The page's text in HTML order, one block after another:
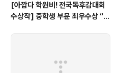
[아깝다 학원비! 전국독후감대회
수상작] 중학생 부문 최우수상 “학